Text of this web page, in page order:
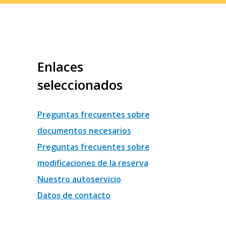
Enlaces
seleccionados
Preguntas frecuentes sobre
documentos necesarios
Preguntas frecuentes sobre
modificaciones de la reserva
Nuestro autoservicio
Datos de contacto